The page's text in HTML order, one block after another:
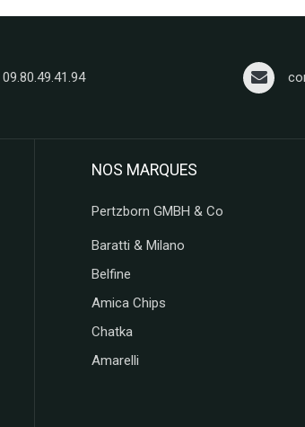
09.80.49.41.94
NOS MARQUES
Pertzborn GMBH & Co
Baratti & Milano
Belfine
Amica Chips
Chatka
Amarelli